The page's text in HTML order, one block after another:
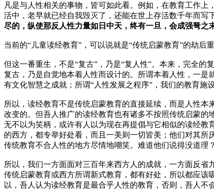
凡是与人性相关的事物，皆可如此看。例如，在教育工作
活中，老早就已经自我毁灭了，还能在世上存活数千年而写
尽的，纵使那反人性力量如日中天，终有一旦，会成强弩之
当前的“儿童读经教育”，可以说就是“传统启蒙教育”的劫后重
但这一番重生，不是“复古”，乃是“复人性”。本来，完全
复古，乃是自觉地本着人性而设计的。所谓本着人性，一
有文化智慧之成就；所谓“人性发展之程序”，我们的教育施
所以，读经教育不是传统启蒙教育的直接延续，而是人性
改变的。但吾人推广的读经教育也有诸多不按照传统启蒙
无不以为笑柄，或许有人以为现在再提倡与它相似的读经
的西方，都专举好处看，而且一美则一切皆美；他们对其
传统教育不合人性的地方尽情地嘲笑。难道他们说得没道理
所以，我们一方面面对三百年来西方人的成就，一方面反
传统启蒙教育或西方所谓新式教育，都有好处，所以都应
以，吾人认为读经教育是最合乎人性的教育，否则，吾人不